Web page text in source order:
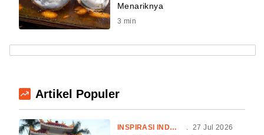
Menariknya
3 min
Artikel Populer
INSPIRASI INDONESIA . 27 Jul 2026